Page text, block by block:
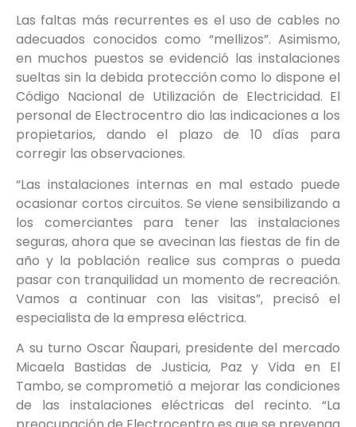
Las faltas más recurrentes es el uso de cables no
adecuados conocidos como “mellizos”. Asimismo,
en muchos puestos se evidenció las instalaciones
sueltas sin la debida protección como lo dispone el
Código Nacional de Utilización de Electricidad. El
personal de Electrocentro dio las indicaciones a los
propietarios, dando el plazo de 10 días para
corregir las observaciones.
“Las instalaciones internas en mal estado puede
ocasionar cortos circuitos. Se viene sensibilizando a
los comerciantes para tener las instalaciones
seguras, ahora que se avecinan las fiestas de fin de
año y la población realice sus compras o pueda
pasar con tranquilidad un momento de recreación.
Vamos a continuar con las visitas”, precisó el
especialista de la empresa eléctrica.
A su turno Oscar Ñaupari, presidente del mercado
Micaela Bastidas de Justicia, Paz y Vida en El
Tambo, se comprometió a mejorar las condiciones
de las instalaciones eléctricas del recinto. “La